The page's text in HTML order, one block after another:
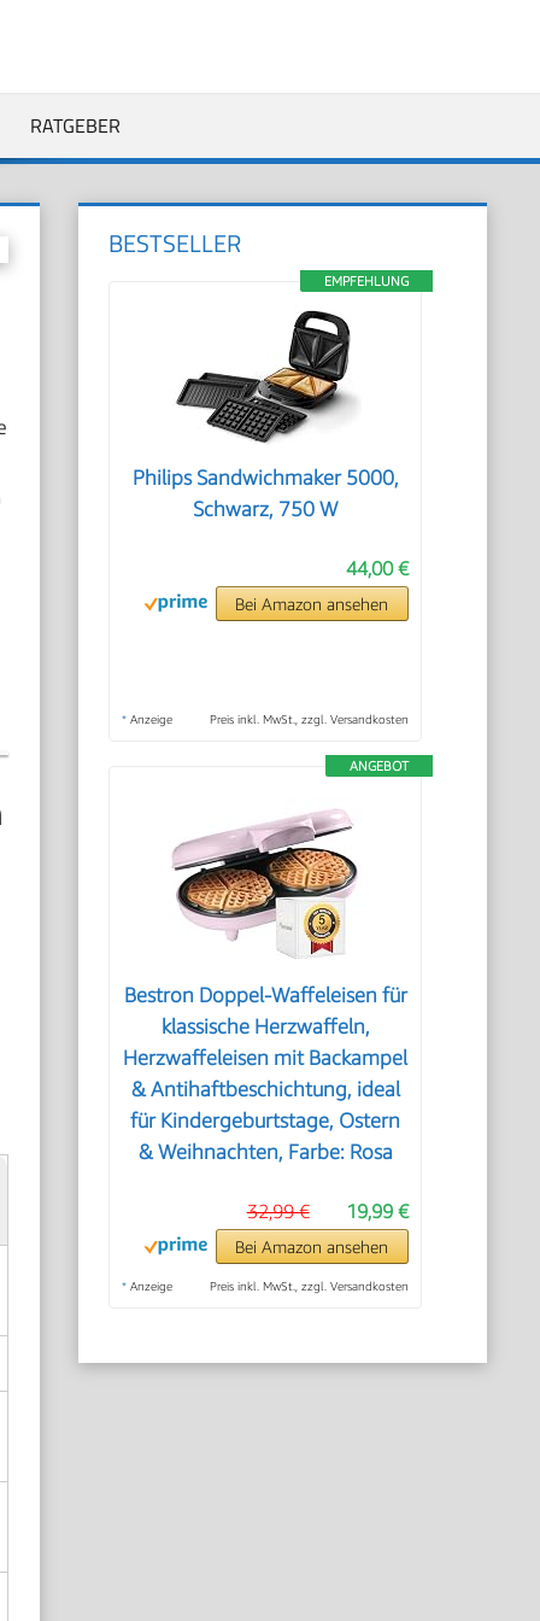
RATGEBER
BESTSELLER
EMPFEHLUNG
Philips Sandwichmaker 5000,
Schwarz, 750 W
44,00 €
Bei Amazon ansehen
* Anzeige Preis inkl. MwSt., zzgl. Versandkosten
ANGEBOT
Bestron Doppel-Waffeleisen für
klassische Herzwaffeln,
Herzwaffeleisen mit Backampel
& Antihaftbeschichtung, ideal
für Kindergeburtstage, Ostern
& Weihnachten, Farbe: Rosa
19,99 €
32,99 €
Bei Amazon ansehen
* Anzeige Preis inkl. MwSt., zzgl. Versandkosten